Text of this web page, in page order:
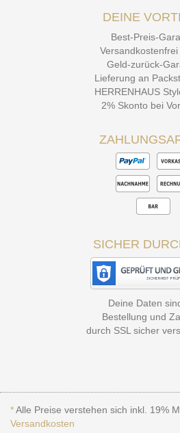
DEINE
Best-Preis-
Versandkostenfrei
Geld-zurück-
Lieferung an
HERRENHAUS
2% Skonto bei
SICHER
Deine Daten
Bestellung und
durch SSL sicher
*Alle Preise verstehen sich inkl. 19%
Versandkosten